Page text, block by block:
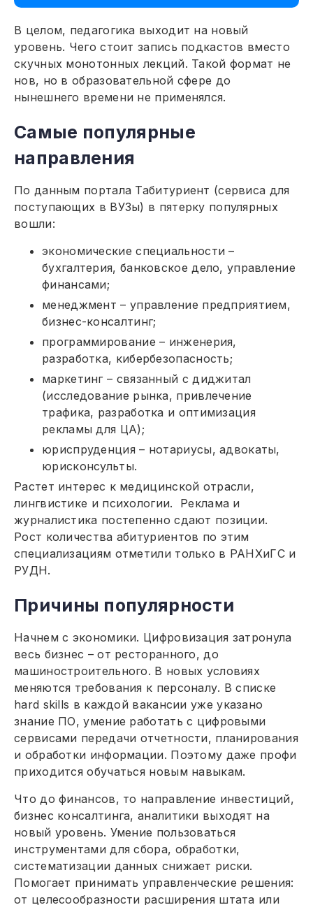
В целом, педагогика выходит на новый
уровень. Чего стоит запись подкастов вместо
скучных монотонных лекций. Такой формат не
нов, но в образовательной сфере до
нынешнего времени не применялся.
Самые популярные
направления
По данным портала Табитуриент (сервиса для
поступающих в ВУЗы) в пятерку популярных
вошли:
экономические специальности –
бухгалтерия, банковское дело, управление
финансами;
менеджмент – управление предприятием,
бизнес-консалтинг;
программирование – инженерия,
разработка, кибербезопасность;
маркетинг – связанный с диджитал
(исследование рынка, привлечение
трафика, разработка и оптимизация
рекламы для ЦА);
юриспруденция – нотариусы, адвокаты,
юрисконсульты.
Растет интерес к медицинской отрасли,
лингвистике и психологии. Реклама и
журналистика постепенно сдают позиции.
Рост количества абитуриентов по этим
специализациям отметили только в РАНХиГС и
РУДН.
Причины популярности
Начнем с экономики. Цифровизация затронула
весь бизнес – от ресторанного, до
машиностроительного. В новых условиях
меняются требования к персоналу. В списке
hard skills в каждой вакансии уже указано
знание ПО, умение работать с цифровыми
сервисами передачи отчетности, планирования
и обработки информации. Поэтому даже профи
приходится обучаться новым навыкам.
Что до финансов, то направление инвестиций,
бизнес консалтинга, аналитики выходят на
новый уровень. Умение пользоваться
инструментами для сбора, обработки,
систематизации данных снижает риски.
Помогает принимать управленческие решения:
от целесообразности расширения штата или